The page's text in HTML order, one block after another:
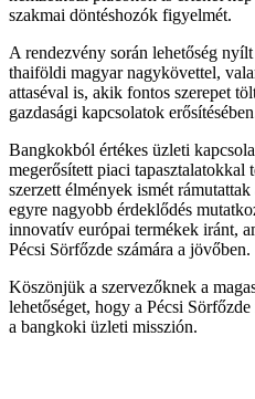
szakmai döntéshozók figyelmét.
A rendezvény során lehetőség
thaiföldi magyar nagykövettel,
attaséval is, akik fontos szerepet
gazdasági kapcsolatok
Bangkokból értékes üzleti
megerősített piaci tapasztalatokkal
szerzett élmények ismét
egyre nagyobb érdeklődés
innovatív európai termékek iránt,
Pécsi Sörfőzde számára a jövőben.
Köszönjük a szervezőknek a
lehetőséget, hogy a Pécsi
a bangkoki üzleti misszión.